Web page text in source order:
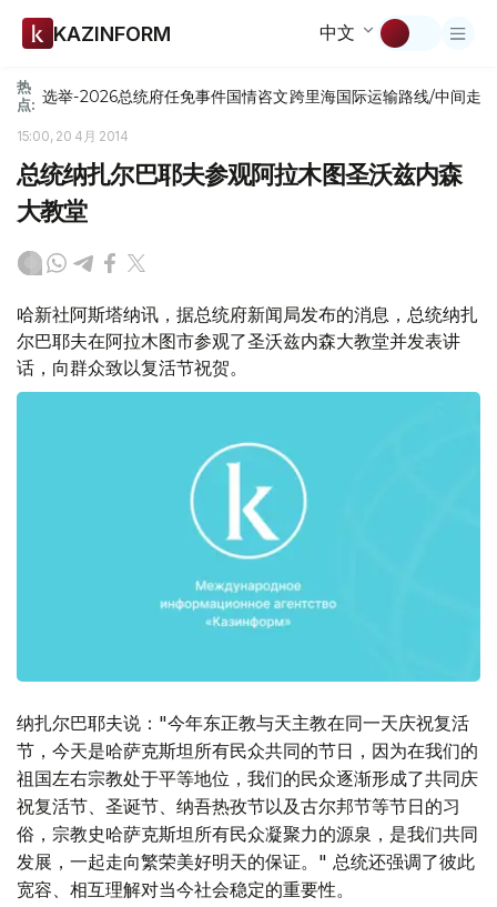
KAZINFORM 中文
热
点: 选举-2026总统府任免事件国情咨文跨里海国际运输路线/中间走廊
15:00, 20 4月 2014
总统纳扎尔巴耶夫参观阿拉木图圣沃兹内森
大教堂
哈新社阿斯塔纳讯，据总统府新闻局发布的消息，总统纳扎
尔巴耶夫在阿拉木图市参观了圣沃兹内森大教堂并发表讲
话，向群众致以复活节祝贺。
纳扎尔巴耶夫说："今年东正教与天主教在同一天庆祝复活
节，今天是哈萨克斯坦所有民众共同的节日，因为在我们的
祖国左右宗教处于平等地位，我们的民众逐渐形成了共同庆
祝复活节、圣诞节、纳吾热孜节以及古尔邦节等节日的习
俗，宗教史哈萨克斯坦所有民众凝聚力的源泉，是我们共同
发展，一起走向繁荣美好明天的保证。" 总统还强调了彼此
宽容、相互理解对当今社会稳定的重要性。